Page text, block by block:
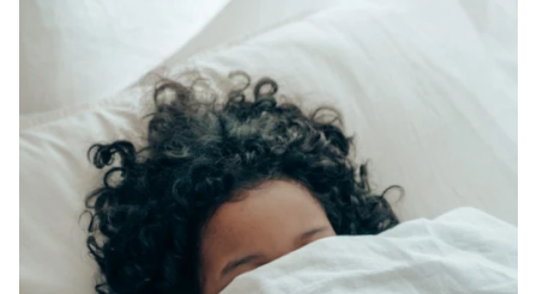
Well being
Ψυχολογία
Υγεία + Διατροφή
Σχέσεις & Σεξ
Fitness